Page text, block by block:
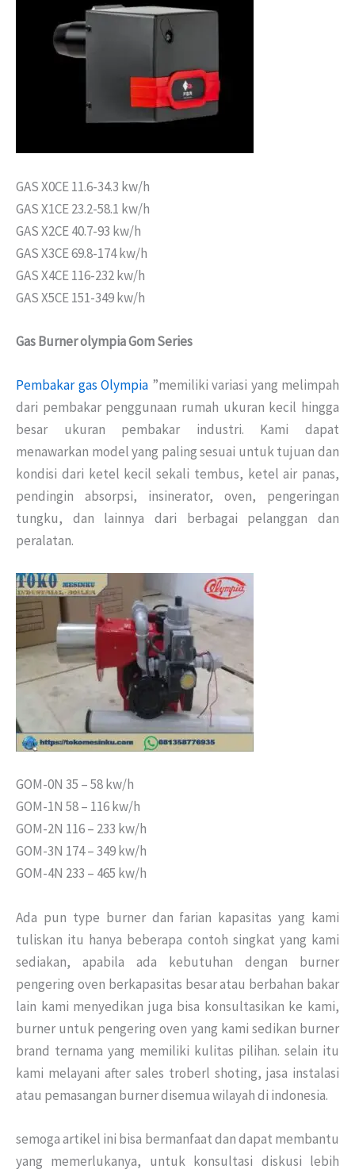
GAS X0CE 11.6-34.3 kw/h
GAS X1CE 23.2-58.1 kw/h
GAS X2CE 40.7-93 kw/h
GAS X3CE 69.8-174 kw/h
GAS X4CE 116-232 kw/h
GAS X5CE 151-349 kw/h
Gas Burner olympia Gom Series
Pembakar gas Olympia ”memiliki variasi yang melimpah
dari pembakar penggunaan rumah ukuran kecil hingga
besar ukuran pembakar industri. Kami dapat
menawarkan model yang paling sesuai untuk tujuan dan
kondisi dari ketel kecil sekali tembus, ketel air panas,
pendingin absorpsi, insinerator, oven, pengeringan
tungku, dan lainnya dari berbagai pelanggan dan
peralatan.
GOM-0N 35 – 58 kw/h
GOM-1N 58 – 116 kw/h
GOM-2N 116 – 233 kw/h
GOM-3N 174 – 349 kw/h
GOM-4N 233 – 465 kw/h
Ada pun type burner dan farian kapasitas yang kami
tuliskan itu hanya beberapa contoh singkat yang kami
sediakan, apabila ada kebutuhan dengan burner
pengering oven berkapasitas besar atau berbahan bakar
lain kami menyedikan juga bisa konsultasikan ke kami,
burner untuk pengering oven yang kami sedikan burner
brand ternama yang memiliki kulitas pilihan. selain itu
kami melayani after sales troberl shoting, jasa instalasi
atau pemasangan burner disemua wilayah di indonesia.
semoga artikel ini bisa bermanfaat dan dapat membantu
yang memerlukanya, untuk konsultasi diskusi lebih